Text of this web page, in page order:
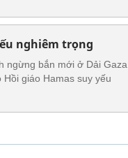
nghiêm trọng
ngừng bắn mới ở Dải Gaza
giáo Hamas suy yếu